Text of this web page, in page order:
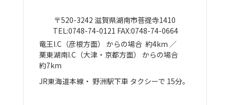
〒520-3242 滋賀県湖南市菩提寺1410
TEL:0748-74-0121 FAX:0748-74-0664
竜王I.C（彦根方面） からの場合 約4km ／
栗東湖南I.C（大津・京都方面）
からの場合
約7km
JR東海道本線・ 野洲駅下車 タクシーで 15分。